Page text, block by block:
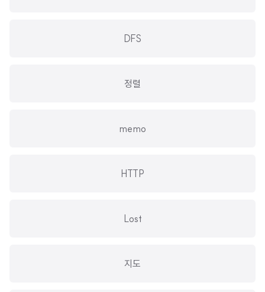
DFS
정렬
memo
HTTP
Lost
지도